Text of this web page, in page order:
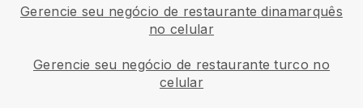
Gerencie seu negócio de restaurante dinamarquês
no celular
Gerencie seu negócio de restaurante turco no
celular